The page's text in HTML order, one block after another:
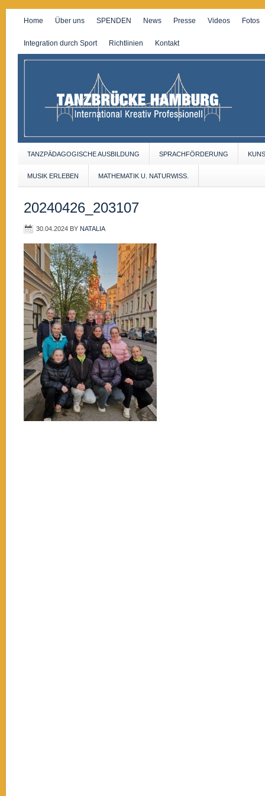
Home Über uns SPENDEN News Presse Videos Fotos
Integration durch Sport Richtlinien Kontakt
TANZPÄDAGOGISCHE AUSBILDUNG SPRACHFÖRDERUNG
MUSIK ERLEBEN MATHEMATIK U. NATURWISS.
20240426_203107
30.04.2024 BY NATALIA